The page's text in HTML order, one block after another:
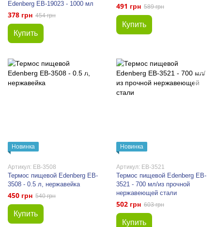
Edenberg EB-19023 - 1000 мл
378 грн 454 грн
Купить
491 грн 589 грн
Купить
Новинка
Артикул: EB-3508
Термос пищевой Edenberg EB-
3508 - 0.5 л, нержавейка
450 грн 540 грн
Купить
Новинка
Артикул: EB-3521
Термос пищевой Edenberg EB-
3521 - 700 мл/из прочной
нержавеющей стали
502 грн 603 грн
Купить